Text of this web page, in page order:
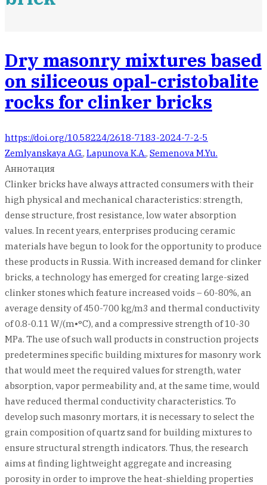
Dry masonry mixtures based
on siliceous opal-cristobalite
rocks for clinker bricks
https://doi.org/10.58224/2618-7183-2024-7-2-5
Zemlyanskaya A.G., Lapunova К.А., Semenova M.Yu.
Аннотация
Clinker bricks have always attracted consumers with their
high physical and mechanical characteristics: strength,
dense structure, frost resistance, low water absorption
values. In recent years, enterprises producing ceramic
materials have begun to look for the opportunity to produce
these products in Russia. With increased demand for clinker
bricks, a technology has emerged for creating large-sized
clinker stones which feature increased voids – 60-80%, an
average density of 450-700 kg/m3 and thermal conductivity
of 0.8-0.11 W/(m•°C), and a compressive strength of 10-30
MPa. The use of such wall products in construction projects
predetermines specific building mixtures for masonry work
that would meet the required values for strength, water
absorption, vapor permeability and, at the same time, would
have reduced thermal conductivity characteristics. To
develop such masonry mortars, it is necessary to select the
grain composition of quartz sand for building mixtures to
ensure structural strength indicators. Thus, the research
aims at finding lightweight aggregate and increasing
porosity in order to improve the heat-shielding properties